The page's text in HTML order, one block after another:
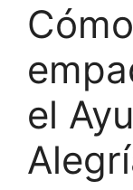
Cómo
el